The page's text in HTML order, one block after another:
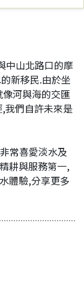
中山北路口的摩
新移民.由於坐
河與海的交匯
我們自許未來是
常喜愛淡水及
耕與服務第一,
體驗,分享更多